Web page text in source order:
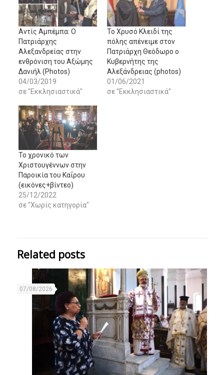
Αντίς Αμπέμπα: O
Πατριάρχης
Αλεξανδρείας στην
ενθρόνιση του Αξώμης
Δανιήλ (Photos)
04/03/2019
σε "Εκκλησιαστικά"
Το Χρυσό Κλειδί της
πόλης απένειμε στον
Πατριάρχη Θεόδωρο ο
Κυβερνήτης της
Αλεξάνδρειας (photos)
01/06/2021
σε "Εκκλησιαστικά"
Το χρονικό των
Χριστουγέννων στην
Παροικία του Καΐρου
(εικόνες+βίντεο)
25/12/2022
σε "Χωρίς κατηγορία"
Related posts
07/08/2026